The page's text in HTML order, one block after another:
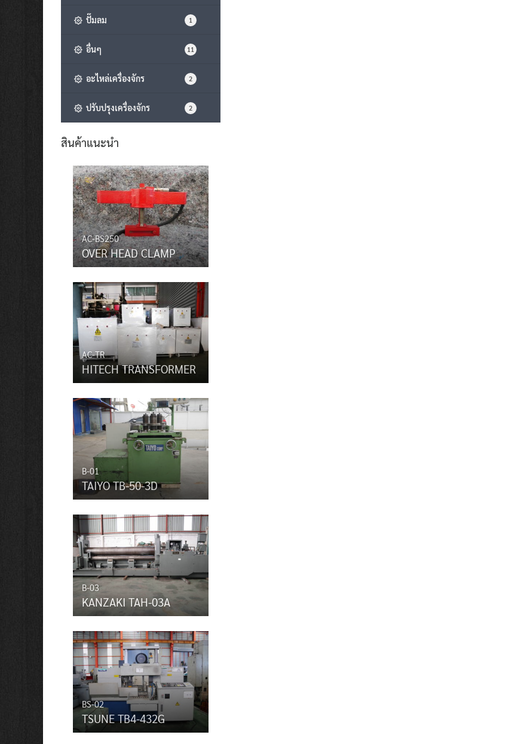
ปั๊มลม 1
อื่นๆ 11
อะไหล่เครื่องจักร 2
ปรับปรุงเครื่องจักร 2
สินค้าแนะนำ
AC-BS250
OVER HEAD CLAMP
AC-TR
HITECH TRANSFORMER
B-01
TAIYO TB-50-3D
B-03
KANZAKI TAH-03A
BS-02
TSUNE TB4-432G